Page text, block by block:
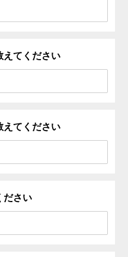
えてください
えてください
ださい